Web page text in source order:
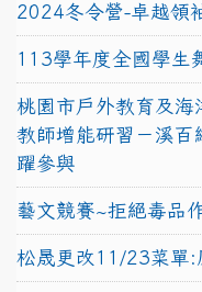
2024冬令營-卓越領
113學年度全國學生
桃園市戶外教育及
教師增能研習－溪百
躍參與
藝文競賽~拒絕毒品
松晟更改11/23菜單: